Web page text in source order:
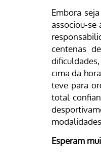
Embora
associou-se
centenas
cima da
teve para
total
Esperam